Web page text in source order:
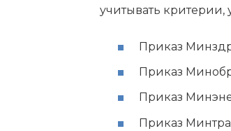
учитывать
Приказ
Приказ
Приказ
Приказ